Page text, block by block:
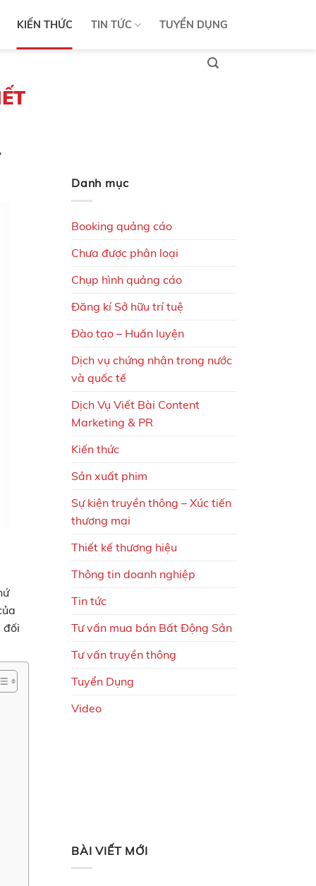
KIẾN THỨC TIN TỨC TUYỂN DỤNG
đối
Danh mục
Booking quảng cáo
Chưa được phân loại
Chụp hình quảng cáo
Đăng kí Sở hữu trí tuệ
Đào tạo – Huấn luyện
Dịch vụ chứng nhận trong nước
và quốc tế
Dịch Vụ Viết Bài Content
Marketing & PR
Kiến thức
Sản xuất phim
Sự kiện truyền thông – Xúc tiến
thương mại
Thiết kế thương hiệu
Thông tin doanh nghiệp
Tin tức
Tư vấn mua bán Bất Động Sản
Tư vấn truyền thông
Tuyển Dụng
Video
BÀI VIẾT MỚI